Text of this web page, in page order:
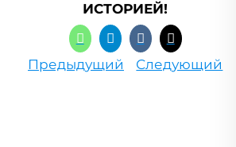
ИСТОРИЕЙ!
Предыдущий Следующий